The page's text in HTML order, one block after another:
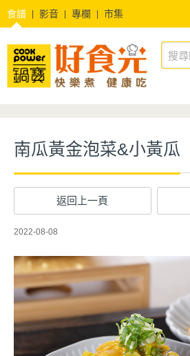
食譜 影音 專欄
市集
南瓜黃金泡菜&小黃瓜
返回上一頁
2022-08-08